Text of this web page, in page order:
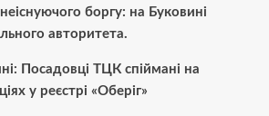
боргу: на Буковині
авторитета.
Посадовці ТЦК спіймані на
у реєстрі «Оберіг»